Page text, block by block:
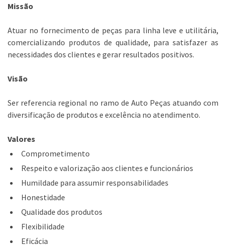
Missão
Atuar no fornecimento de peças para linha leve e utilitária,
comercializando produtos de qualidade, para satisfazer as
necessidades dos clientes e gerar resultados positivos.
Visão
Ser referencia regional no ramo de Auto Peças atuando com
diversificação de produtos e excelência no atendimento.
Valores
Comprometimento
Respeito e valorização aos clientes e funcionários
Humildade para assumir responsabilidades
Honestidade
Qualidade dos produtos
Flexibilidade
Eficácia